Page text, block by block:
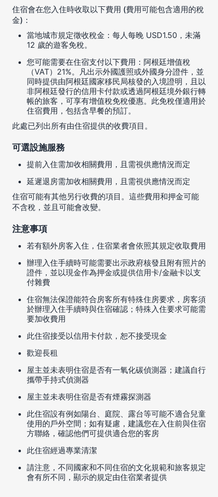
住宿會在您入住時收取以下費用 (費用可能包含適用的稅
金)：
當地城市規定徵收稅金：每人每晚 USD1.50，未滿
12 歲的遊客免稅。
您可能需要在住宿支付以下費用：阿根廷增值稅
（VAT）21%。凡出示外國護照或外國身分證件，並
同時提供由阿根廷國家移民局核發的入境證明，且以
非阿根廷發行的信用卡付款或透過阿根廷境外銀行轉
帳的旅客，可享有增值稅免稅優惠。此免稅僅適用於
住宿費用，包括含早餐的預訂。
此處已列出所有由住宿提供的收費項目。
可選設施服務
提前入住需加收相關費用，且需視供應情況而定
延遲退房需加收相關費用，且需視供應情況而定
住宿可能有其他另行收費的項目。這些費用和押金可能
不含稅，並且可能會改變。
注意事項
若有額外房客入住，住宿業者會依照其規定收取費用
辦理入住手續時可能需要出示政府核發且附有照片的
證件，並以現金作為押金或提供信用卡/金融卡以支
付雜費
住宿無法保證能符合房客所有特殊住房要求，房客須
於辦理入住手續時與住宿確認；特殊入住要求可能需
要加收費用
此住宿接受以信用卡付款，恕不接受現金
歡迎長租
屋主並未表明住宿是否有一氧化碳偵測器；建議自行
攜帶手持式偵測器
屋主並未表明住宿是否有煙霧探測器
此住宿設有例如陽台、庭院、露台等可能不適合兒童
使用的戶外空間；如有疑慮，建議您在入住前與住宿
方聯絡，確認他們可提供適合您的客房
此住宿經過專業清潔
請注意，不同國家和不同住宿的文化規範和旅客規定
會有所不同，顯示的規定由住宿業者提供